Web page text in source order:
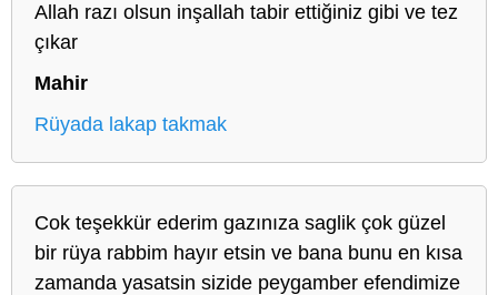
Allah razı olsun inşallah tabir ettiğiniz gibi ve tez
çıkar
Mahir
Rüyada lakap takmak
Cok teşekkür ederim gazınıza saglik çok güzel
bir rüya rabbim hayır etsin ve bana bunu en kısa
zamanda yasatsin sizide peygamber efendimize